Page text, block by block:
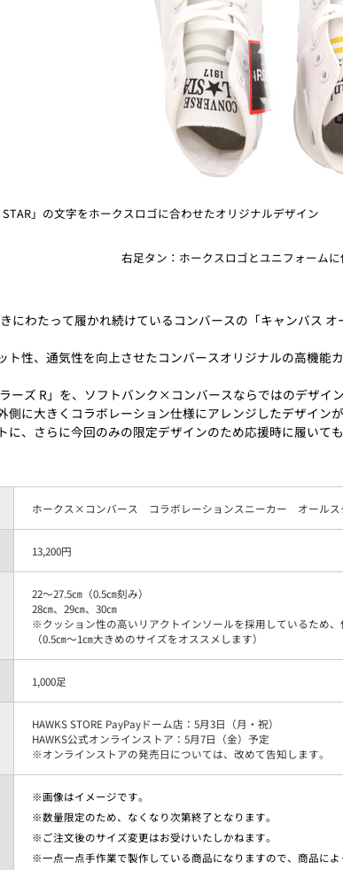
STAR」の文字をホークスロゴに合わせたオリジナルデザイン
右足タン：ホークスロゴとユニフォーム
にわたって履かれ続けているコンバースの「キャンバス
ト性、通気性を向上させたコンバースオリジナルの高機能
ーズ R」を、ソフトバンク×コンバースならではのデザ
に大きくコラボレーション仕様にアレンジしたデザイン
に、さらに今回のみの限定デザインのため応援時に履い
ホークス×コンバース コラボレーションスニーカー オールス
13,200円
22～27.5㎝（0.5㎝刻み）
28㎝、29㎝、30㎝
※クッション性の高いリアクトインソールを採用しているため
（0.5㎝～1㎝大きめのサイズをオススメします）
1,000足
HAWKS STORE PayPayドーム店：5月3日（月・祝）
HAWKS公式オンラインストア：5月7日（金）予定
※オンラインストアの発売日については、改めて告知します。
※画像はイメージです。
※数量限定のため、なくなり次第終了となります。
※ご注文後のサイズ変更はお受けいたしかねます。
※一点一点手作業で製作している商品になりますので、商品に